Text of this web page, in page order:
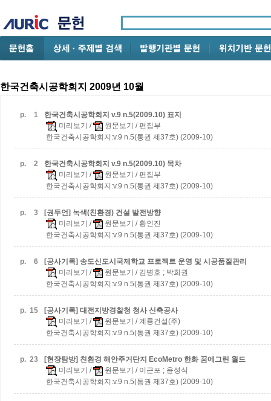
한국건축시공학회지 2009년 10월
p. 1
한국건축시공학회지 v.9 n.5(2009.10) 표지
미리보기 / 원문보기 / 편집부
한국건축시공학회지:v.9 n.5(통권 제37호) (2009-10)
p. 2
한국건축시공학회지 v.9 n.5(2009.10) 목차
미리보기 / 원문보기 / 편집부
한국건축시공학회지:v.9 n.5(통권 제37호) (2009-10)
p. 3
[권두언] 녹색(친환경) 건설 발전방향
미리보기 / 원문보기 / 황인진
한국건축시공학회지:v.9 n.5(통권 제37호) (2009-10)
p. 6
[공사기록] 송도신도시국제학교 프로젝트 운영 및 시공품질관리
미리보기 / 원문보기 / 김병호 ; 박희권
한국건축시공학회지:v.9 n.5(통권 제37호) (2009-10)
p. 15
[공사기록] 대전지방경찰청 청사 신축공사
미리보기 / 원문보기 / 계룡건설(주)
한국건축시공학회지:v.9 n.5(통권 제37호) (2009-10)
p. 23
[현장탐방] 친환경 해안주거단지 EcoMetro 한화 꿈에그린 월드
미리보기 / 원문보기 / 이근포 ; 윤성식
한국건축시공학회지:v.9 n.5(통권 제37호) (2009-10)